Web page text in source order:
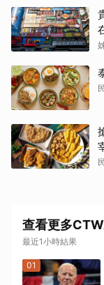
查看更多
最近1小時結果
01